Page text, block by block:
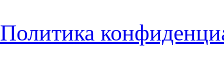
Политика